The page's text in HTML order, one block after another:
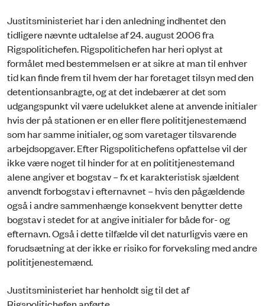
Justitsministeriet har i den anledning indhentet den
tidligere nævnte udtalelse af 24. august 2006 fra
Rigspolitichefen. Rigspolitichefen har heri oplyst at
formålet med bestemmelsen er at sikre at man til enhver
tid kan finde frem til hvem der har foretaget tilsyn med den
detentionsanbragte, og at det indebærer at det som
udgangspunkt vil være udelukket alene at anvende initialer
hvis der på stationen er en eller flere polititjenestemænd
som har samme initialer, og som varetager tilsvarende
arbejdsopgaver. Efter Rigspolitichefens opfattelse vil der
ikke være noget til hinder for at en polititjenestemand
alene angiver et bogstav – fx et karakteristisk sjældent
anvendt forbogstav i efternavnet – hvis den pågældende
også i andre sammenhænge konsekvent benytter dette
bogstav i stedet for at angive initialer for både for- og
efternavn. Også i dette tilfælde vil det naturligvis være en
forudsætning at der ikke er risiko for forveksling med andre
polititjenestemænd.
Justitsministeriet har henholdt sig til det af